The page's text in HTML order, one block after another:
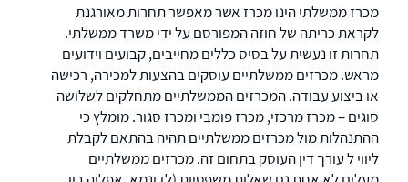
מכרז ממשלתי הינו מכרז אשר מאפשר תחרות מאורגנת
לקראת כריתה של חוזה המפורסם על ידי משרד ממשלתי.
תחרות זו נעשית על בסיס כללים מחייבים, קבועים וידועים
מראש. מכרזים ממשלתיים עוסקים בהצעות למכירה, רכישה
או ביצוע עבודה. המכרזים הממשלתיים מתחלקים לשלושה
סוגים – מכרז מרכזי, מכרז פומבי ומכרז סגור. מומלץ כי
ההתנהלות מול מכרזים ממשלתיים תהיה בהתאם לקבלת
ליווי ל עורך דין העוסק בתחום זה. מכרזים ממשלתיים